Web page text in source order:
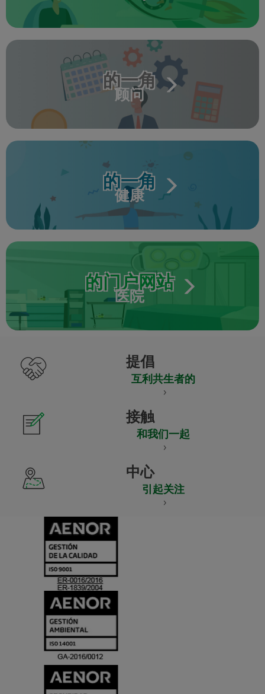
的一角
顾问
的一角
健康
的门户网站
医院
提倡
互利共生者的
接触
和我们一起
中心
引起关注